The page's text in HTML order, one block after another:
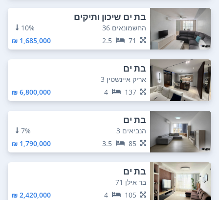
בת ים שיכון ותיקים
החשמונאים 36
10%
71
2.5
1,685,000 ₪
בת ים
אריק איינשטין 3
137
4
6,800,000 ₪
בת ים
הנביאים 3
7%
85
3.5
1,790,000 ₪
בת ים
בר אילן 71
105
4
2,420,000 ₪